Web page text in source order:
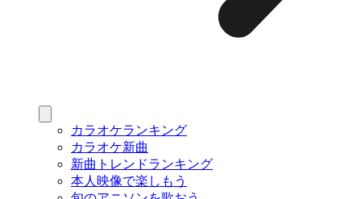
カラオケランキング
カラオケ新曲
新曲トレンドランキング
本人映像で楽しもう